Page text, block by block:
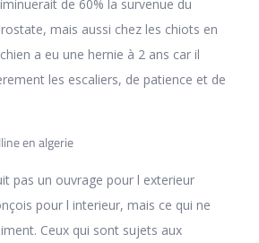
de 60% la survenue du
mais aussi chez les chiots en
a eu une hernie à 2 ans car il
les escaliers, de patience et de
en algerie
pas un ouvrage pour l exterieur
pour l interieur, mais ce qui ne
Ceux qui sont sujets aux